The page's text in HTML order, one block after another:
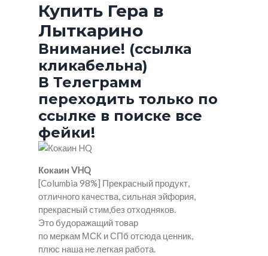
Купить Гера в
Лыткарино
Внимание! (ссылка
кликабельна)
В Телеграмм
переходить только по
ссылке в поиске все
фейки!
Кокаин VHQ
[Columbia 98%] Прекрасный продукт,
отличного качества, сильная эйфория,
прекрасный стим,без отходняков.
Это будоражащий товар
по меркам МСК и СПб отсюда ценник,
плюс наша не легкая работа.